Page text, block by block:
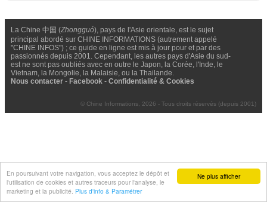
Ne plus afficher
En poursuivant votre navigation, vous acceptez le dépôt et
l'utilisation de cookies et autres traceurs pour l'analyse, le
marketing et la publicité. Plus d'info & Paramétrer
La Chine 中国 (Zhongguó), pays de l'Asie orientale, est le sujet
principal abordé sur CHINE INFORMATIONS (autrement appelé
"CHINE INFOS") ; ce guide en ligne est mis à jour pour et par des
passionnés depuis 2001. Cependant, les autres pays d'Asie du sud-
est ne sont pas oubliés avec en outre le Japon, la Corée, l'Inde, le
Vietnam, la Mongolie, la Malaisie, ou la Thailande.
Nous contacter - Facebook - Confidentialité & Cookies
© Chine Informations, 2026 - Tous droits réservés (depuis 2001)